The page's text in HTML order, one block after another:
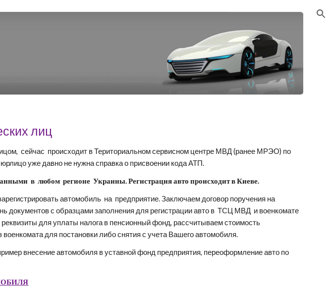
лиц
сейчас  происходит в Териториальном сервисном центре МВД (ранее МРЭО) по
уже давно не нужна справка о присвоении кода АТП.
в  любом  регионе  Украины. Регистрация авто происходит в Киеве.
автомобиль  на  предприятие. Заключаем договор поручения на
документов с образцами заполнения для регистрации авто в  ТСЦ МВД  и военкомате
для уплаты налога в пенсионный фонд, рассчитываем стоимость
для постановки либо снятия с учета Вашего автомобиля.
внесение автомобиля в уставной фонд предприятия, переоформление авто по